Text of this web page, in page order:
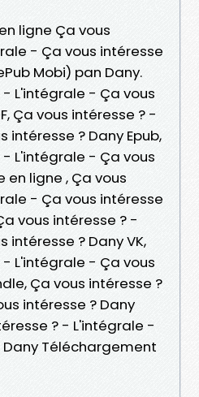
ligne Ça vous
- Ça vous intéresse
Mobi) pan Dany.
- L'intégrale - Ça vous
Ça vous intéresse ? -
intéresse ? Dany Epub,
- L'intégrale - Ça vous
en ligne , Ça vous
- Ça vous intéresse
vous intéresse ? -
intéresse ? Dany VK,
- L'intégrale - Ça vous
Ça vous intéresse ?
intéresse ? Dany
? - L'intégrale -
Dany Téléchargement